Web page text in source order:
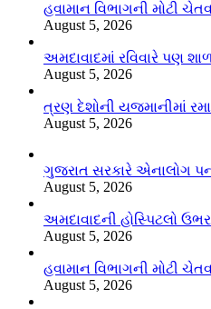
હવામાન વિભાગની મોટી
August 5, 2026
અમદાવાદમાં રવિવારે પણ
August 5, 2026
ત્રણ દેશોની યજમાનીમાં
August 5, 2026
ગુજરાત સરકારે એનાલોગ
August 5, 2026
અમદાવાદની હોસ્પિટલો
August 5, 2026
હવામાન વિભાગની મોટી
August 5, 2026